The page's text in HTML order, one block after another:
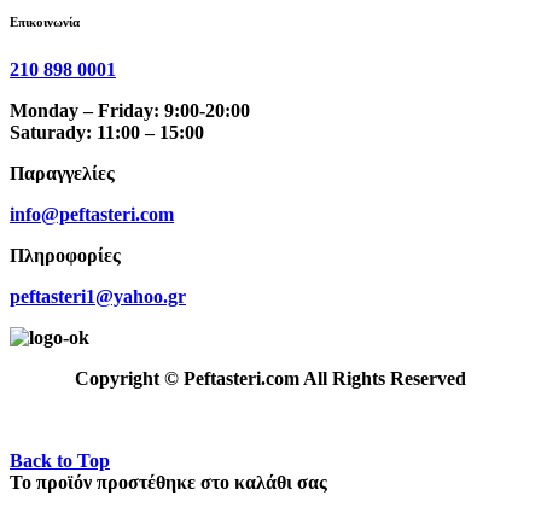
Επικοινωνία
210 898 0001
Monday – Friday: 9:00-20:00
Saturady: 11:00 – 15:00
Παραγγελίες
info@peftasteri.com
Πληροφορίες
peftasteri1@yahoo.gr
Copyright © Peftasteri.com All Rights Reserved
Back to Top
Το προϊόν προστέθηκε στο καλάθι σας